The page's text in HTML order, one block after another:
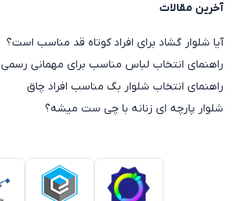
آخرین مقالات
آیا شلوار گشاد برای افراد کوتاه قد مناسب است؟
راهنمای انتخاب لباس مناسب برای مهمانی رسمی
راهنمای انتخاب شلوار بگ مناسب افراد چاق
شلوار پارچه ای زنانه با چی ست میشه؟